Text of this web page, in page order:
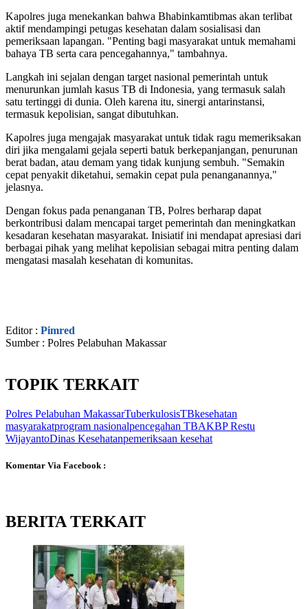
Kapolres juga menekankan bahwa Bhabinkamtibmas akan terlibat
aktif mendampingi petugas kesehatan dalam sosialisasi dan
pemeriksaan lapangan. "Penting bagi masyarakat untuk memahami
bahaya TB serta cara pencegahannya," tambahnya.
Langkah ini sejalan dengan target nasional pemerintah untuk
menurunkan jumlah kasus TB di Indonesia, yang termasuk salah
satu tertinggi di dunia. Oleh karena itu, sinergi antarinstansi,
termasuk kepolisian, sangat dibutuhkan.
Kapolres juga mengajak masyarakat untuk tidak ragu memeriksakan
diri jika mengalami gejala seperti batuk berkepanjangan, penurunan
berat badan, atau demam yang tidak kunjung sembuh. "Semakin
cepat penyakit diketahui, semakin cepat pula penanganannya,"
jelasnya.
Dengan fokus pada penanganan TB, Polres berharap dapat
berkontribusi dalam mencapai target pemerintah dan meningkatkan
kesadaran kesehatan masyarakat. Inisiatif ini mendapat apresiasi dari
berbagai pihak yang melihat kepolisian sebagai mitra penting dalam
mengatasi masalah kesehatan di komunitas.
Editor : Pimred
Sumber : Polres Pelabuhan Makassar
TOPIK TERKAIT
Polres Pelabuhan MakassarTuberkulosisTBkesehatan
masyarakatprogram nasionalpencegahan TBAKBP Restu
WijayantoDinas Kesehatanpemeriksaan kesehat
Komentar Via Facebook :
BERITA TERKAIT